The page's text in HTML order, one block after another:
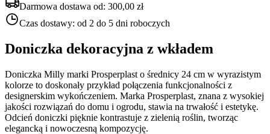
Darmowa dostawa od: 300,00 zł
Czas dostawy: od 2 do 5 dni roboczych
Doniczka dekoracyjna z wkładem
Doniczka Milly marki Prosperplast o średnicy 24 cm w wyrazistym
kolorze to doskonały przykład połączenia funkcjonalności z
designerskim wykończeniem. Marka Prosperplast, znana z wysokiej
jakości rozwiązań do domu i ogrodu, stawia na trwałość i estetykę.
Odcień doniczki pięknie kontrastuje z zielenią roślin, tworząc
elegancką i nowoczesną kompozycję.